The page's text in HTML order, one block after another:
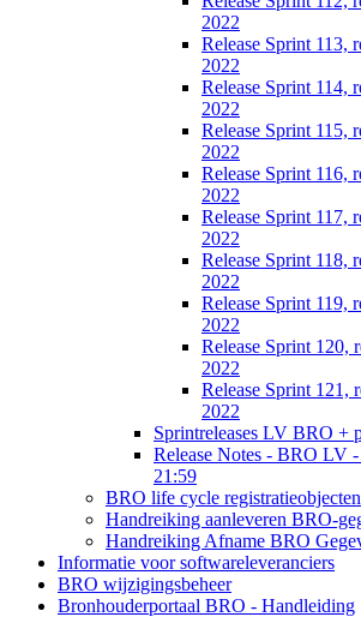
2022
Release Sprint 113,
2022
Release Sprint 114,
2022
Release Sprint 115,
2022
Release Sprint 116,
2022
Release Sprint 117,
2022
Release Sprint 118,
2022
Release Sprint 119,
2022
Release Sprint 120,
2022
Release Sprint 121,
2022
Sprintreleases LV BRO +
Release Notes - BRO LV
21:59
BRO life cycle registratieobjecten
Handreiking aanleveren BRO-
Handreiking Afname BRO
Informatie voor softwareleveranciers
BRO wijzigingsbeheer
Bronhouderportaal BRO - Handleiding